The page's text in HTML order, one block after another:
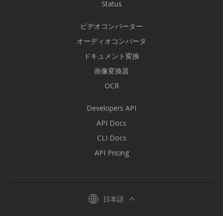
Status
ビデオコンバーター
オーディオコンバータ
ドキュメント変換
画像変換器
OCR
Developers API
API Docs
CLI Docs
API Pricing
日本語